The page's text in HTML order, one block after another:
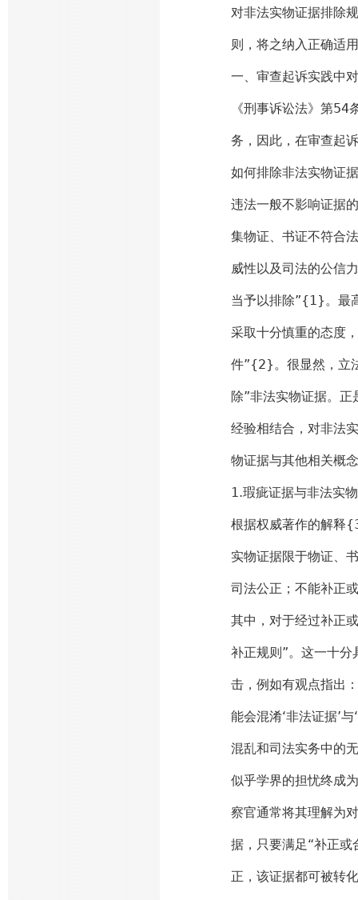
对非法实物证据排除
则，将之纳入正确适
一、审查起诉实践中
《刑事诉讼法》第
务，因此，在审查起
如何排除非法实物证
违法一般不影响证据
集物证、书证不符合
威性以及司法的公信
当予以排除”{1}。最
采取十分慎重的态度
件”{2}。很显然，立
除”非法实物证据。
经验相结合，对非法
物证据与其他相关概
1.瑕疵证据与非法实
根据权威著作的解释
实物证据限于物证、
司法公正；不能补正
其中，对于经过补正
补正规则”。这一十
击，例如有观点指出
能会混淆‘非法证据’
混乱和司法实务中的
似乎学界的担忧终成
察官通常将其理解为
据，只要满足“补正
正，该证据都可被转